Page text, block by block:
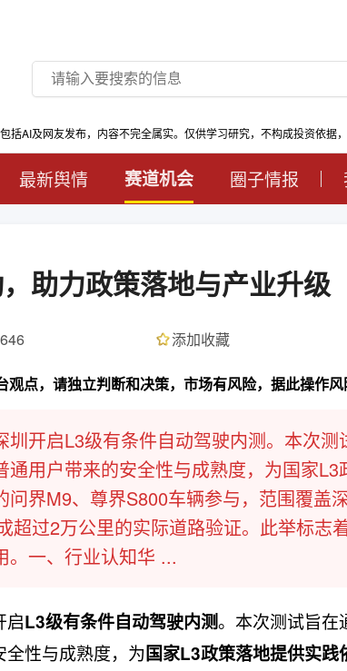
括AI及网友发布，内容不完全属实。仅供学习研究，不构成投资依据
最新舆情 赛道机会 圈子情报
助力政策落地与产业升级
添加收藏
点，请独立判断和决策，市场有风险，据此操作风
开启L3级有条件自动驾驶内测。本次测
用户带来的安全性与成熟度，为国家L3
界M9、尊界S800车辆参与，范围覆盖
超过2万公里的实际道路验证。此举标志
。一、行业认知华 ...
启L3级有条件自动驾驶内测。本次测试旨在
全性与成熟度，为国家L3政策落地提供实践